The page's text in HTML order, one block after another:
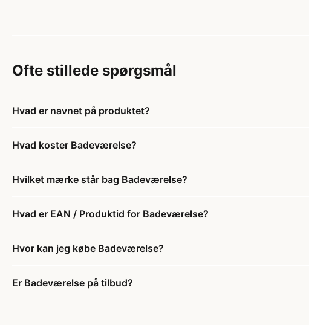
Ofte stillede spørgsmål
Hvad er navnet på produktet?
Hvad koster Badeværelse?
Hvilket mærke står bag Badeværelse?
Hvad er EAN / Produktid for Badeværelse?
Hvor kan jeg købe Badeværelse?
Er Badeværelse på tilbud?